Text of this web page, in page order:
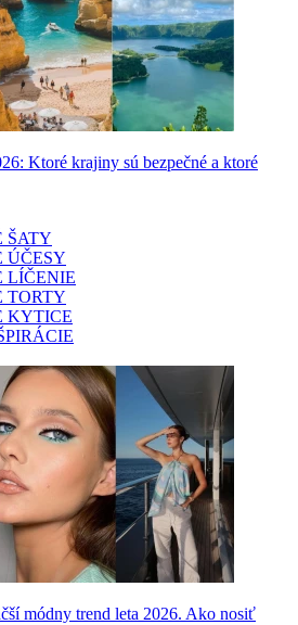
Ktoré krajiny sú bezpečné a ktoré
ŠATY
ÚČESY
LÍČENIE
TORTY
KYTICE
módny trend leta 2026. Ako nosiť